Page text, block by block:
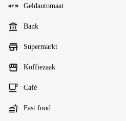
Geldautomaat
Bank
Supermarkt
Koffiezaak
Café
Fast food